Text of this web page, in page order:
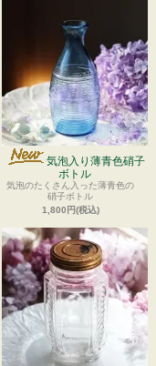
気泡入り薄青色硝子
ボトル
気泡のたくさん入った薄青色の
硝子ボトル
1,800円(税込)